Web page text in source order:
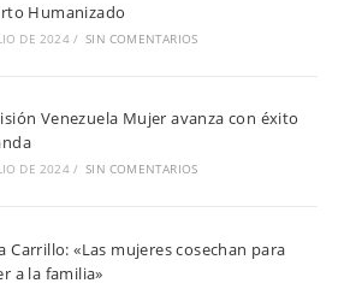
Humanizado
DE 2024 / SIN COMENTARIOS
Venezuela Mujer avanza con éxito
DE 2024 / SIN COMENTARIOS
Carrillo: «Las mujeres cosechan para
a la familia»